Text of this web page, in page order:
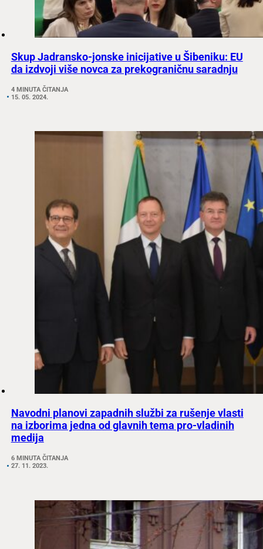
Skup Jadransko-jonske inicijative u Šibeniku: EU
da izdvoji više novca za prekograničnu saradnju
4 MINUTA ČITANJA
15. 05. 2024.
Navodni planovi zapadnih službi za rušenje vlasti
na izborima jedna od glavnih tema pro-vladinih
medija
6 MINUTA ČITANJA
27. 11. 2023.